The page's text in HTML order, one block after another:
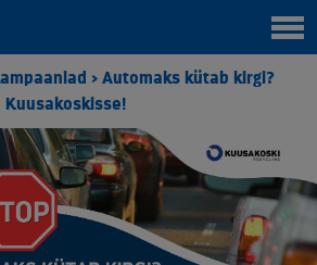
> Automaks kütab kirgi?
Kuusakoskisse!